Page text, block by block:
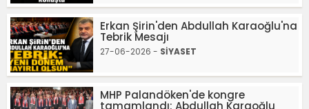
Erkan Şirin'den Abdullah Karaoğlu'na
Tebrik Mesajı
27-06-2026 - SİYASET
MHP Palandöken'de kongre
tamamlandı: Abdullah Karaoğlu